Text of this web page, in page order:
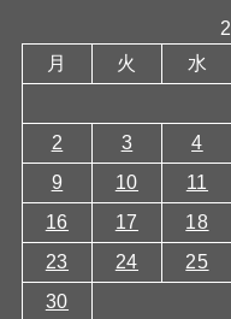
月
火 水
2
3 4
9
10 11
16
17 18
23
24 25
30